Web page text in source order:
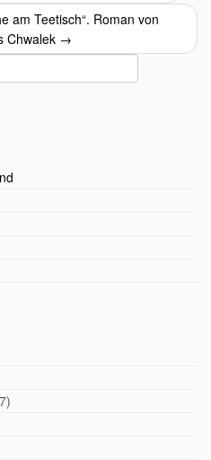
am Teetisch“. Roman von
Chwalek →